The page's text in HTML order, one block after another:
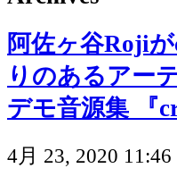
阿佐ヶ谷Roji
りのあるアー
デモ音源集 『
4月 23, 2020 11:46